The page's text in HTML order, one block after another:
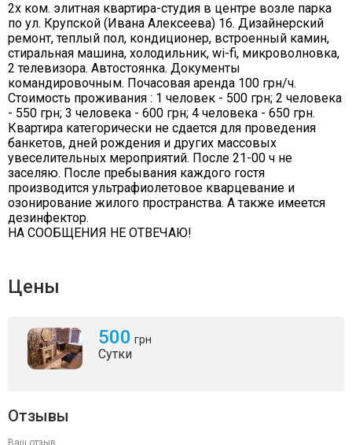
2х ком. элитная квартира-студия в центре возле парка
по ул. Крупской (Ивана Алексеева) 16. Дизайнерский
ремонт, теплый пол, кондиционер, встроенный камин,
стиральная машина, холодильник, wi-fi, микроволновка,
2 телевизора. Автостоянка. Документы
командировочным. Почасовая аренда 100 грн/ч.
Стоимость проживания : 1 человек - 500 грн; 2 человека
- 550 грн; 3 человека - 600 грн; 4 человека - 650 грн.
Квартира категорически не сдается для проведения
банкетов, дней рождения и других массовых
увеселительных мероприятий. После 21-00 ч не
заселяю. После пребывания каждого гостя
производится ультрафиолетовое кварцевание и
озонирование жилого пространства. А также имеется
дезинфектор.
НА СООБЩЕНИЯ НЕ ОТВЕЧАЮ!
Цены
500 грн
Сутки
Отзывы
Ваш отзыв